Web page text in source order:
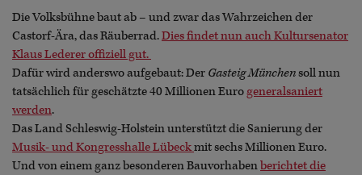
Die Volksbühne baut ab – und zwar das Wahrzeichen der
Castorf-Ära, das Räuberrad.Dies findet nun auch Kultursenator
Klaus Lederer offiziell gut.
Dafür wird anderswo aufgebaut: Der Gasteig Münchensoll nun
tatsächlich für geschätzte 40 Millionen Eurogeneralsaniert
werden.
Das Land Schleswig-Holstein unterstützt die Sanierung der
Musik- und Kongresshalle Lübeckmit sechs Millionen Euro.
Und von einem ganz besonderen Bauvorhabenberichtet die